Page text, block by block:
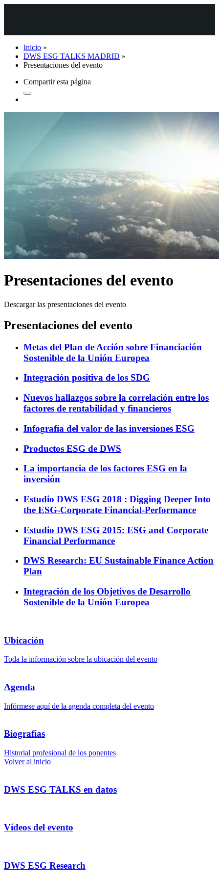
Inicio »
DWS ESG TALKS MADRID »
Presentaciones del evento
Compartir esta página
Presentaciones del evento
Descargar las presentaciones del evento
Presentaciones del evento
Metas del Plan de Acción sobre Financiación
Sostenible de la Unión Europea
Integración positiva de los SDG
Nuevos hallazgos sobre la correlación entre los
factores de rentabilidad y financieros
Infografía del valor de las inversiones ESG
Productos ESG de DWS
La importancia de los factores ESG en la
inversión
Estudio DWS ESG 2018 : Digging Deeper Into
the ESG-Corporate Financial-Performance
Estudio DWS ESG 2015: ESG and Corporate
Financial Performance
DWS Research: EU Sustainable Finance Action
Plan
Integración de los Objetivos de Desarrollo
Sostenible de la Unión Europea
Ubicación
Toda la información sobre la ubicación del evento
Agenda
Infórmese aquí de la agenda completa del evento
Biografías
Historial profesional de los ponentes
Volver al inicio
DWS ESG TALKS en datos
Vídeos del evento
DWS ESG Research